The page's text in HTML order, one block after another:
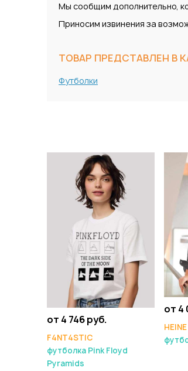
Мы сообщим дополнительно,
Приносим извинения за
ТОВАР ПРЕДСТАВЛЕН В
Футболки
от 4 746 руб.
F4NT4STIC
футболка Pink Floyd
Pyramids
от 4
HEINE